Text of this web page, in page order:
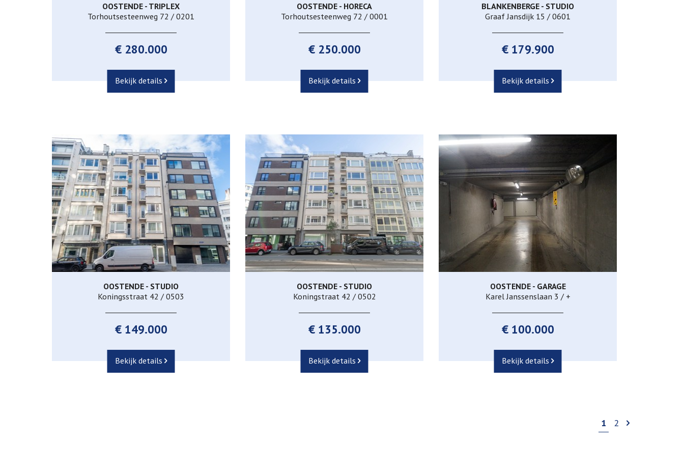
230 m² 3
OOSTENDE - TRIPLEX
Torhoutsesteenweg 72 / 0201
€ 280.000
Bekijk details
140 m²
OOSTENDE - HORECA
Torhoutsesteenweg 72 / 0001
€ 250.000
Bekijk details
66 m² 2
BLANKENBERGE - STUDIO
Graaf Jansdijk 15 / 0601
€ 179.900
Bekijk details
50 m² 1
OOSTENDE - STUDIO
Koningsstraat 42 / 0503
€ 149.000
Bekijk details
40 m² 1
OOSTENDE - STUDIO
Koningstraat 42 / 0502
€ 135.000
Bekijk details
Ja
OOSTENDE - GARAGE
Karel Janssenslaan 3 / +
€ 100.000
Bekijk details
1 2